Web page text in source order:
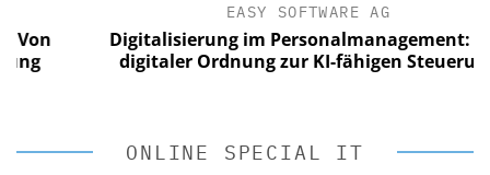
EASY SOFTWARE AG
Digitalisierung im Personalmanagement: Von
digitaler Ordnung zur KI-fähigen Steuerung
ONLINE SPECIAL IT